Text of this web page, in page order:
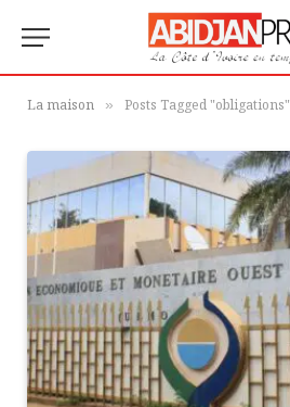
La maison » Posts Tagged "obligations"